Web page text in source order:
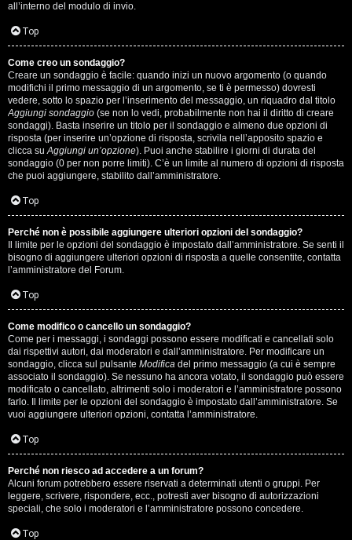
all’interno del modulo di invio.
Top
Come creo un sondaggio?
Creare un sondaggio è facile: quando inizi un nuovo argomento (o quando
modifichi il primo messaggio di un argomento, se ti è permesso) dovresti
vedere, sotto lo spazio per l’inserimento del messaggio, un riquadro dal titolo
Aggiungi sondaggio (se non lo vedi, probabilmente non hai il diritto di creare
sondaggi). Basta inserire un titolo per il sondaggio e almeno due opzioni di
risposta (per inserire un’opzione di risposta, scrivila nell’apposito spazio e
clicca suAggiungi un’opzione). Puoi anche stabilire i giorni di durata del
sondaggio (0 per non porre limiti). C’è un limite al numero di opzioni di risposta
che puoi aggiungere, stabilito dall’amministratore.
Top
Perché non è possibile aggiungere ulteriori opzioni del sondaggio?
Il limite per le opzioni del sondaggio è impostato dall’amministratore. Se senti il
bisogno di aggiungere ulteriori opzioni di risposta a quelle consentite, contatta
l’amministratore del Forum.
Top
Come modifico o cancello un sondaggio?
Come per i messaggi, i sondaggi possono essere modificati e cancellati solo
dai rispettivi autori, dai moderatori e dall’amministratore. Per modificare un
sondaggio, clicca sul pulsante Modifica del primo messaggio (a cui è sempre
associato il sondaggio). Se nessuno ha ancora votato, il sondaggio può essere
modificato o cancellato, altrimenti solo i moderatori e l’amministratore possono
farlo. Il limite per le opzioni del sondaggio è impostato dall’amministratore. Se
vuoi aggiungere ulteriori opzioni, contatta l’amministratore.
Top
Perché non riesco ad accedere a un forum?
Alcuni forum potrebbero essere riservati a determinati utenti o gruppi. Per
leggere, scrivere, rispondere, ecc., potresti aver bisogno di autorizzazioni
speciali, che solo i moderatori e l’amministratore possono concedere.
Top
i
d
i
G
i
g
i
D
'
A
g
o
s
t
i
n
o
.
.
.